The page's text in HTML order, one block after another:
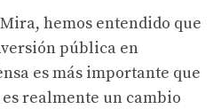
hemos entendido que
pública en
es más importante que
es realmente un cambio